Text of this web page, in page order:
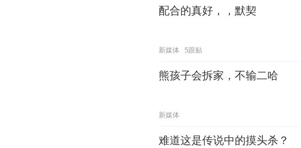
配合的真好，，默契
新媒体 5跟贴
熊孩子会拆家，不输二哈
新媒体
难道这是传说中的摸头杀？